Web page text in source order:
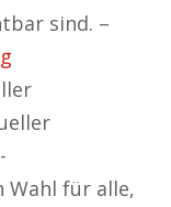
sind. –
Wahl für alle,